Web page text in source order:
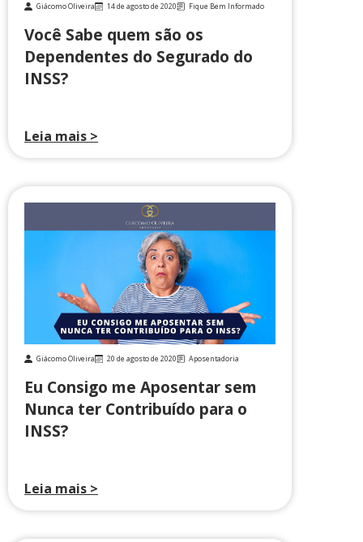
Giácomo Oliveira 14 de agosto de 2020 Fique Bem Informado
Você Sabe quem são os
Dependentes do Segurado do
INSS?
Leia mais >
Giácomo Oliveira 20 de agosto de 2020 Aposentadoria
Eu Consigo me Aposentar sem
Nunca ter Contribuído para o
INSS?
Leia mais >